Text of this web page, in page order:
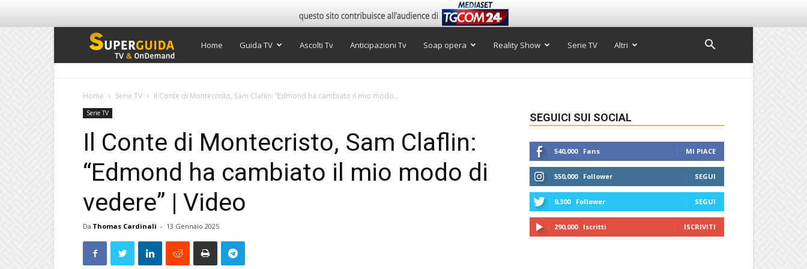
Super
Home Guida TV Ascolti Tv Anticipazioni Tv Soap opera Reality Show Serie TV Altri
Home Serie TV Il Conte di Montecristo, Sam Claflin: “Edmond ha cambiato il mio modo...
Serie TV
Il Conte di Montecristo, Sam Claflin:
“Edmond ha cambiato il mio modo di
vedere” | Video
Da Thomas Cardinali - 13 Gennaio 2025
SEGUICI SUI SOCIAL
540,000 Fans MI PIACE
550,000 Follower SEGUI
9,300 Follower SEGUI
290,000 Iscritti ISCRIVITI